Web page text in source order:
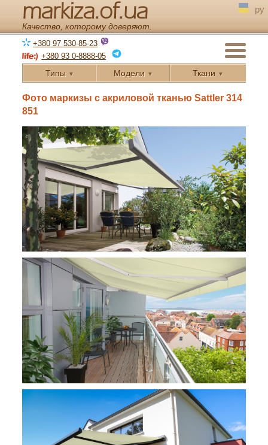
markiza.of.ua
Качество, которому доверяют.
ру
+380 97 530-85-23
+380 93 0-8888-05
Типы ▼ Модели ▼ Ткани ▼
← Назад
Фото маркизы с акриловой тканью Sattler 314
851